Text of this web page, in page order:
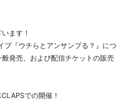
会員限定音源
MOVIE
ます！
ブ『ウチらとアンサンブる？』につ
発売、および配信チケットの販売
での開催！